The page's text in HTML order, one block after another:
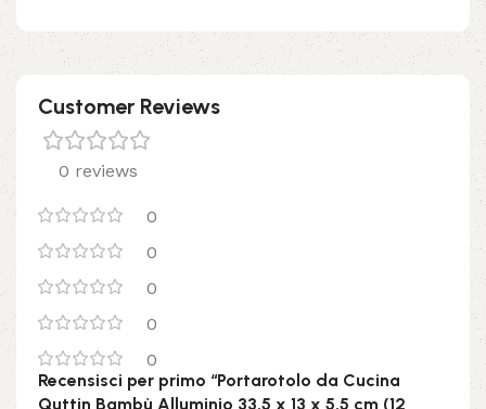
Customer Reviews
0 reviews
0
0
0
0
0
Recensisci per primo “Portarotolo da Cucina
Quttin Bambù Alluminio 33,5 x 13 x 5,5 cm (12